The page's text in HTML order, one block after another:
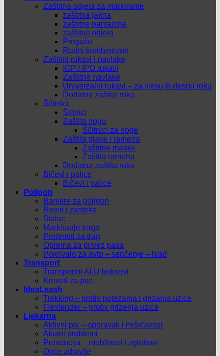
Zaštitna odjela za markirante
zaštitna jakna
zaštitne pantalone
zaštitno odjelo
Pregače
Radni kombinezon
Zaštitni rukavi i navlake
IGP / IPO rukavi
Zaštitne navlake
Univerzalni rukavi – za lijevu ili desnu roku
Dodatna zaštita ruku
Ščitnici
Štitnici
Zaštita nogu
Ščitnici za noge
Zaštita glave i ramena
Zaštitne maske
Zaštita ramena
Dodatna zaštita ruku
Bičevi i palice
Bičevi i palice
Poligon
Barijere za poligon
Reviri i zastirke
Stalac
Markiranje traga
Predmeti za trag
Oprema za privez pasa
Pokrivalo za avto – senčenje – hlad
Transport
Transportni ALU boksovi
Kreveti za pse
IdeaLeash
Trekking – protiv potezanja i grizanja uzice
Flextender – protiv grizenja uzice
Ljekarna
Aktivni psi – oporavak i mišićavost
Akutni problemi
Prevencija – mobilnost i zglobovi
Opće zdravlje